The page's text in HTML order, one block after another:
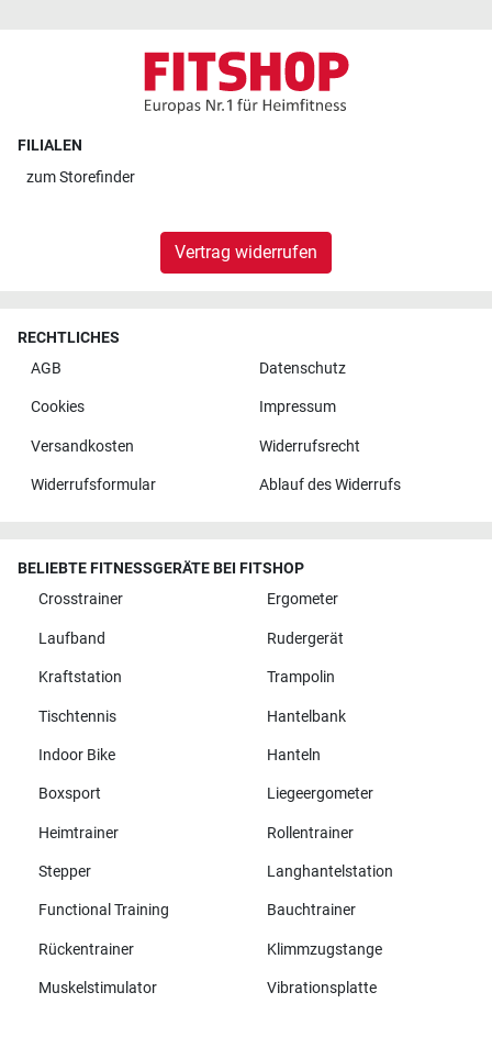
FILIALEN
zumStorefinder
Vertrag widerrufen
RECHTLICHES
AGB
Datenschutz
Cookies Impressum
Versandkosten Widerrufsrecht
Widerrufsformular Ablauf des Widerrufs
BELIEBTE FITNESSGERÄTE BEI FITSHOP
Crosstrainer
Ergometer
Laufband Rudergerät
Kraftstation Trampolin
Tischtennis Hantelbank
Indoor Bike Hanteln
Boxsport Liegeergometer
Heimtrainer Rollentrainer
Stepper Langhantelstation
Functional Training Bauchtrainer
Rückentrainer Klimmzugstange
Muskelstimulator Vibrationsplatte